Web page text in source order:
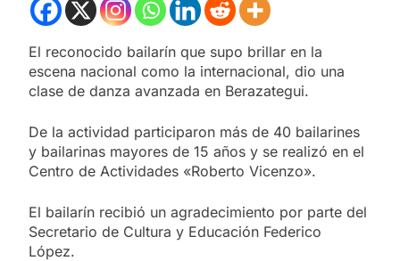
El reconocido bailarín que supo brillar en la
escena nacional como la internacional, dio una
clase de danza avanzada en Berazategui.
De la actividad participaron más de 40 bailarines
y bailarinas mayores de 15 años y se realizó en el
Centro de Actividades «Roberto Vicenzo».
El bailarín recibió un agradecimiento por parte del
Secretario de Cultura y Educación Federico
López.